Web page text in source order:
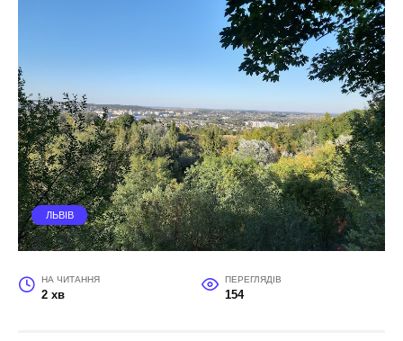
ЛЬВІВ
НА ЧИТАННЯ
2 хв
ПЕРЕГЛЯДІВ
154